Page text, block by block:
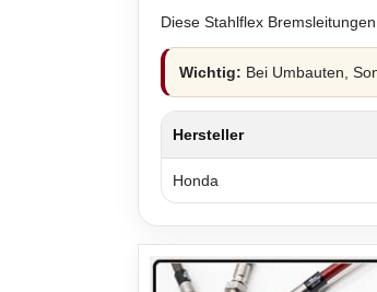
Diese Stahlflex
Wichtig: Bei Umbauten,
Hersteller
Honda